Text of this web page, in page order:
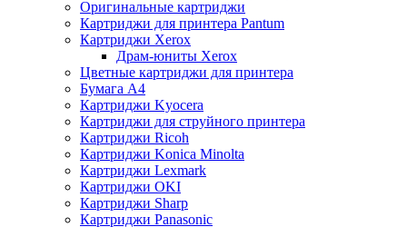
Оригинальные картриджи
Картриджи для принтера Pantum
Картриджи Xerox
Драм-юниты Xerox
Цветные картриджи для принтера
Бумага А4
Картриджи Kyocera
Картриджи для струйного принтера
Картриджи Ricoh
Картриджи Konica Minolta
Картриджи Lexmark
Картриджи OKI
Картриджи Sharp
Картриджи Panasonic